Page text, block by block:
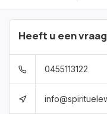
Heeft u een
0455113122